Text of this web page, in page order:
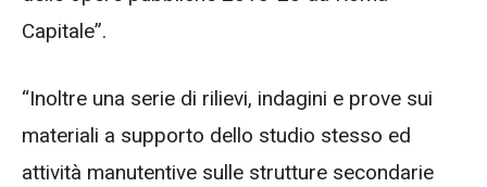
Capitale”.
“Inoltre una serie di rilievi, indagini e prove sui
materiali a supporto dello studio stesso ed
attività manutentive sulle strutture secondarie